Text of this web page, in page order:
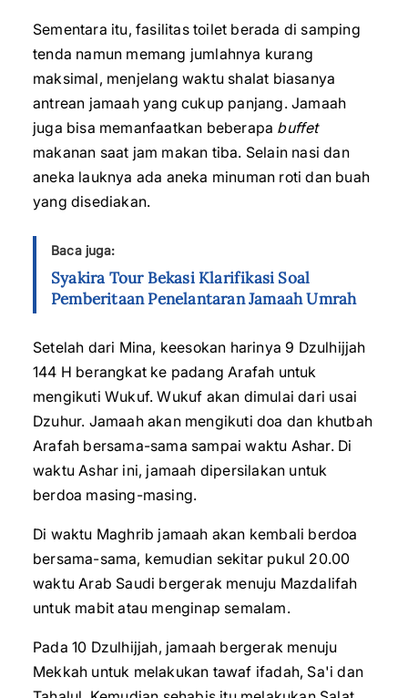
Sementara itu, fasilitas toilet berada di samping
tenda namun memang jumlahnya kurang
maksimal, menjelang waktu shalat biasanya
antrean jamaah yang cukup panjang. Jamaah
juga bisa memanfaatkan beberapa buffet
makanan saat jam makan tiba. Selain nasi dan
aneka lauknya ada aneka minuman roti dan buah
yang disediakan.
Baca juga:
Syakira Tour Bekasi Klarifikasi Soal
Pemberitaan Penelantaran Jamaah Umrah
Setelah dari Mina, keesokan harinya 9 Dzulhijjah
144 H berangkat ke padang Arafah untuk
mengikuti Wukuf. Wukuf akan dimulai dari usai
Dzuhur. Jamaah akan mengikuti doa dan khutbah
Arafah bersama-sama sampai waktu Ashar. Di
waktu Ashar ini, jamaah dipersilakan untuk
berdoa masing-masing.
Di waktu Maghrib jamaah akan kembali berdoa
bersama-sama, kemudian sekitar pukul 20.00
waktu Arab Saudi bergerak menuju Mazdalifah
untuk mabit atau menginap semalam.
Pada 10 Dzulhijjah, jamaah bergerak menuju
Mekkah untuk melakukan tawaf ifadah, Sa'i dan